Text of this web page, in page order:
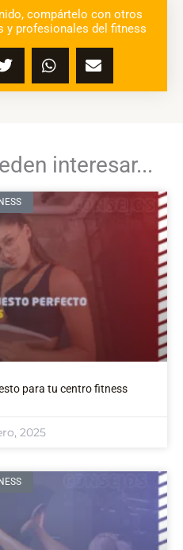
compártelo con otros
y profesionales del fitness
interesar...
para tu centro fitness
2025